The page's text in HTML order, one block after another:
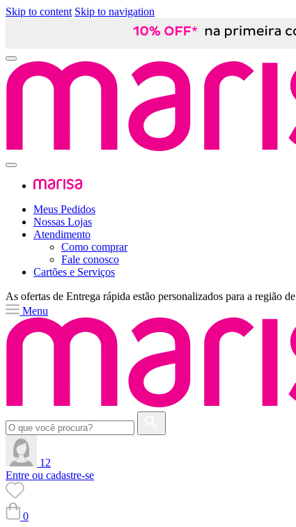
Skip to content Skip to navigation
Meus Pedidos
Nossas Lojas
Atendimento
Como comprar
Fale conosco
Cartões e Serviços
As ofertas de Entrega rápida estão personalizados para a região de
Menu
12
Entre ou cadastre-se
0